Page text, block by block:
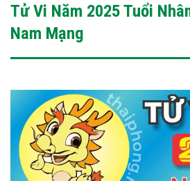
Tử Vi Năm 2025 Tuổi
Nam Mạng